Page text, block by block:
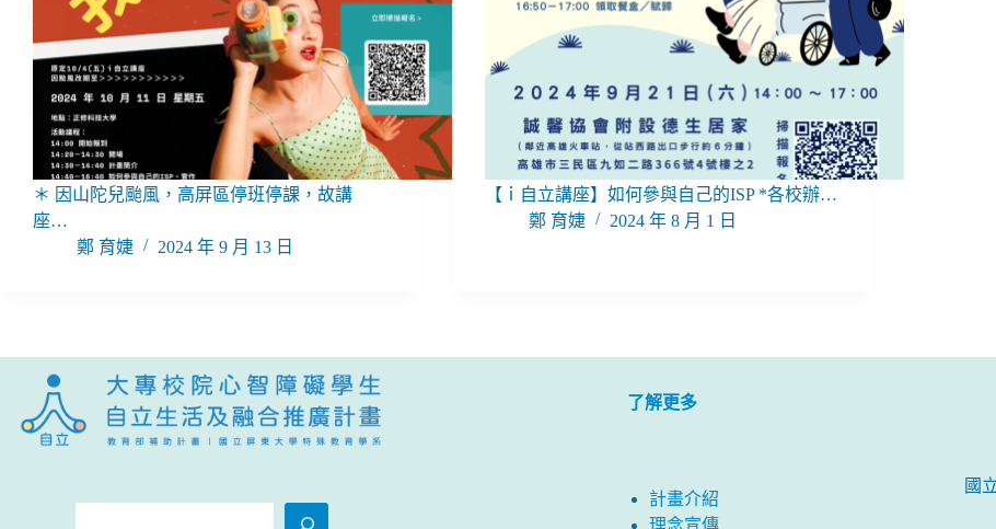
＊ 因山陀兒颱風，高屏區停班停課，故講
座…
鄭 育婕
2024 年 9 月 13 日
【ｉ自立講座】如何參與自己的ISP *各校辦…
鄭 育婕
2024 年 8 月 1 日
了解更多
計畫介紹
理念宣傳
國